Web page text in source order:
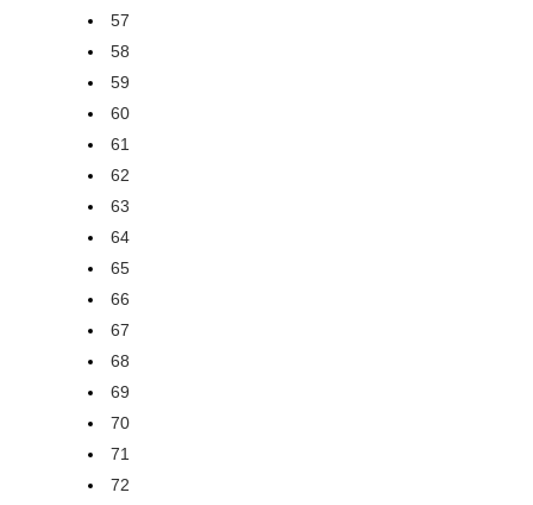
57
58
59
60
61
62
63
64
65
66
67
68
69
70
71
72